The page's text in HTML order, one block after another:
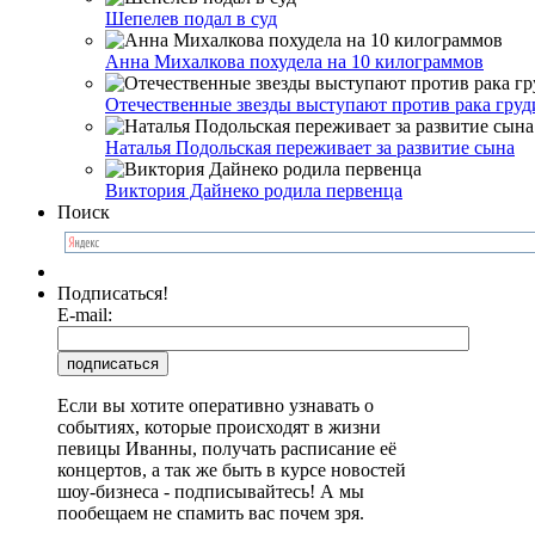
Шепелев подал в суд
Анна Михалкова похудела на 10 килограммов
Отечественные звезды выступают против рака
Наталья Подольская переживает за развитие сына
Виктория Дайнеко родила первенца
Поиск
Подписаться!
E-mail:
Если вы хотите оперативно узнавать о
событиях, которые происходят в жизни
певицы Иванны, получать расписание её
концертов, а так же быть в курсе новостей
шоу-бизнеса - подписывайтесь! А мы
пообещаем не спамить вас почем зря.